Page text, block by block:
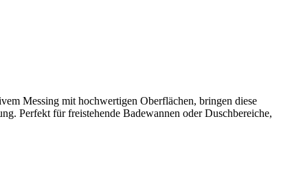
Messing mit hochwertigen Oberflächen, bringen diese
Perfekt für freistehende Badewannen oder Duschbereiche,